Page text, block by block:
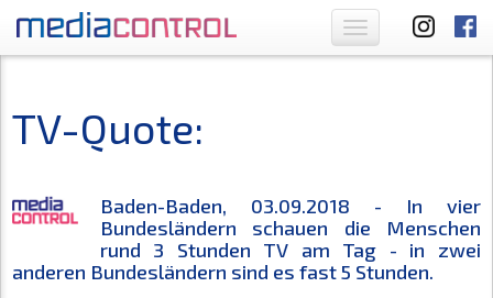
Toggle
navigation
TV-Quote:
Baden-Baden, 03.09.2018 - In vier
Bundesländern schauen die Menschen
rund 3 Stunden TV am Tag - in zwei
anderen Bundesländern sind es fast 5 Stunden.